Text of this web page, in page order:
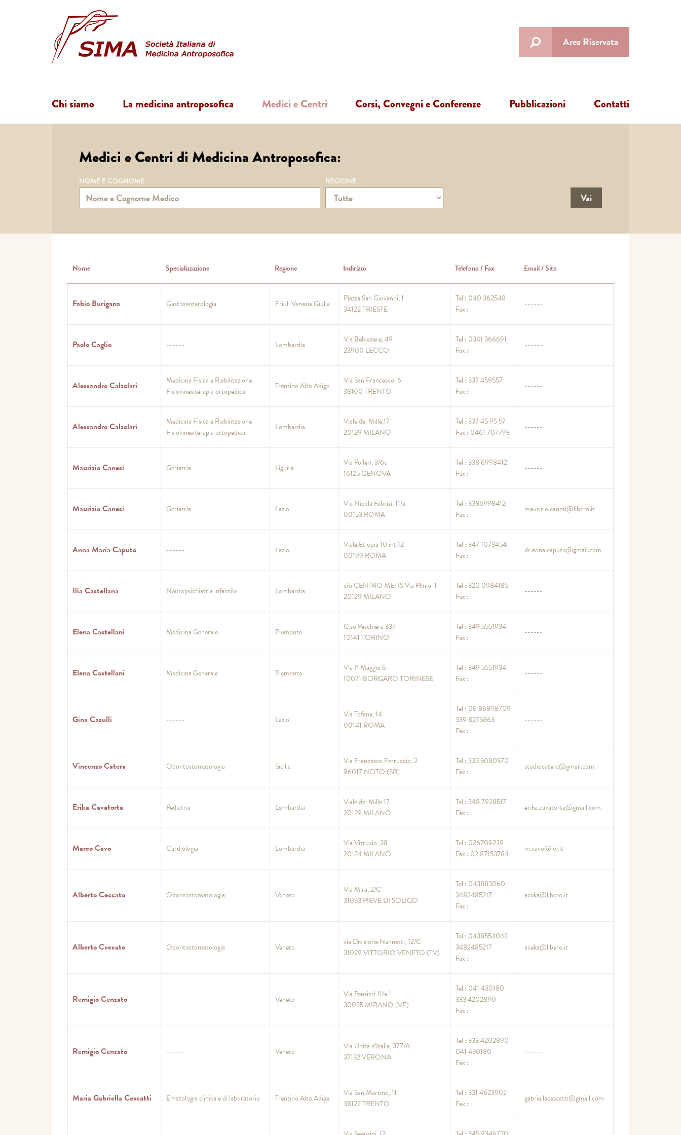
Area Riservata
Chi siamo La medicina antroposofica Medici e Centri Corsi, Convegni e Conferenze Pubblicazioni Contatti
Medici e Centri di Medicina Antroposofica:
NOME E COGNOME REGIONE
Nome Specializzazione Regione Indirizzo Telefono / Fax Email / Sito
Fabio Burigana Gastroenterologia Friuli Venezia Giulia
Piazza San Giovanni, 1
34122 TRIESTE
Tel : 040 362548
Fax :
------
Paolo Caglio ------ Lombardia
Via Belvedere, 49
23900 LECCO
Tel : 0341 366691
Fax :
------
Alessandro Calzolari
Medicina Fisica e Riabilitazione
Fisiokinesiterapia ortopedica
Trentino Alto Adige
Via San Francesco, 6
38100 TRENTO
Tel : 337 459557
Fax :
------
Alessandro Calzolari
Medicina Fisica e Riabilitazione
Fisiokinesiterapia ortopedica
Lombardia
Viale dei Mille,17
20129 MILANO
Tel : 337 45 95 57
Fax : 0461 707793
------
Maurizio Canesi Geriatria Liguria
Via Polleri, 3/6c
16125 GENOVA
Tel : 338 6998412
Fax :
------
Maurizio Canesi Geriatria Lazio
Via Nicola Fabrizi, 11/a
00153 ROMA
Tel : 3386998412
Fax :
maurizio.canesi@libero.it
Anna Maria Caputo ------ Lazio
Viale Etiopia 10 int.12
00199 ROMA
Tel : 347 1073454
Fax :
dr.anna.caputo@gmail.com
Ilia Castellana Neuropsichiatria infantile Lombardia
c/o CENTRO METIS Via Plinio, 1
20129 MILANO
Tel : 320 0984185
Fax :
------
Elena Castellani Medicina Generale Piemonte
C.so Peschiera 337
10141 TORINO
Tel : 349 5551934
Fax :
------
Elena Castellani Medicina Generale Piemonte
Via I° Maggio 6
10071 BORGARO TORINESE
Tel : 349 5551934
Fax :
------
Gina Casulli ------ Lazio
Via Tofana, 14
00141 ROMA
Tel : 06 86898709
339 8275863
Fax :
------
Vincenzo Catera Odontostomatologia Sicilia
Via Francesco Ferruccio, 2
96017 NOTO (SR)
Tel : 333 5080570
Fax :
studiocatera@gmail.com
Erika Cavatorta Pediatria Lombardia
Viale dei Mille 17
20129 MILANO
Tel : 348 7928517
Fax :
erika.cavatorta@gmail.com
Marco Cavo Cardiologia Lombardia
Via Vitruvio, 38
20124 MILANO
Tel : 026709239
Fax : 02 87153784
m.cavo@iol.it
Alberto Ceccato Odontostomatologia Veneto
Via Mira, 2/C
31053 PIEVE DI SOLIGO
Tel : 043883060
3482485217
Fax :
aceka@libero.it
Alberto Ceccato Odontostomatologia Veneto
via Divisione Nannetti, 12/C
31029 VITTORIO VENETO (TV)
Tel : 0438554043
3482485217
Fax :
aceka@libero.it
Remigio Cenzato ------ Veneto
Via Pensieri 11/a 1
30035 MIRANO (VE)
Tel : 041 430180
333 4202890
Fax :
------
Remigio Cenzato ------ Veneto
Via Unità d'Italia, 377/A
37132 VERONA
Tel : 333 4202890
041 430180
Fax :
------
Maria Gabriella Cescatti Ematologia clinica e di laboratorio Trentino Alto Adige
Via San Martino, 11
38122 TRENTO
Tel : 331 4623902
Fax :
gabriellacescatti@gmail.com